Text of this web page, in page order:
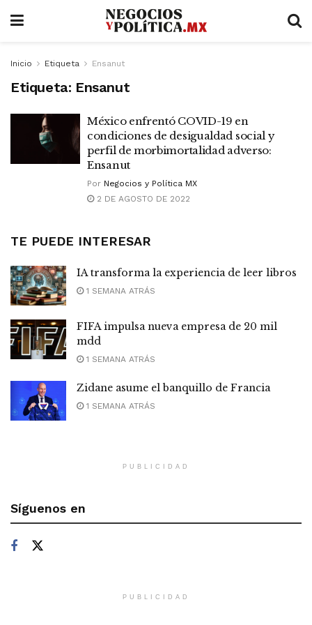
Inicio Etiqueta Ensanut
Etiqueta: Ensanut
México enfrentó COVID-19 en
condiciones de desigualdad social y
perfil de morbimortalidad adverso:
Ensanut
Por Negocios y Política MX
2 DE AGOSTO DE 2022
TE PUEDE INTERESAR
IA transforma la experiencia de leer libros
1 SEMANA ATRÁS
FIFA impulsa nueva empresa de 20 mil
mdd
1 SEMANA ATRÁS
Zidane asume el banquillo de Francia
1 SEMANA ATRÁS
PUBLICIDAD
Síguenos en
PUBLICIDAD